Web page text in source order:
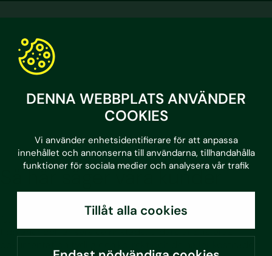
DENNA WEBBPLATS ANVÄNDER
COOKIES
Vi använder enhetsidentifierare för att anpassa
innehållet och annonserna till användarna, tillhandahålla
funktioner för sociala medier och analysera vår trafik
Tillåt alla cookies
uppdrag som vi utfört.
Så här säger våra kunder
”Jag har ett mycket bra samarbete med Sustera. De håller
tidplaner och är serviceinriktade. Vidare är Susteras